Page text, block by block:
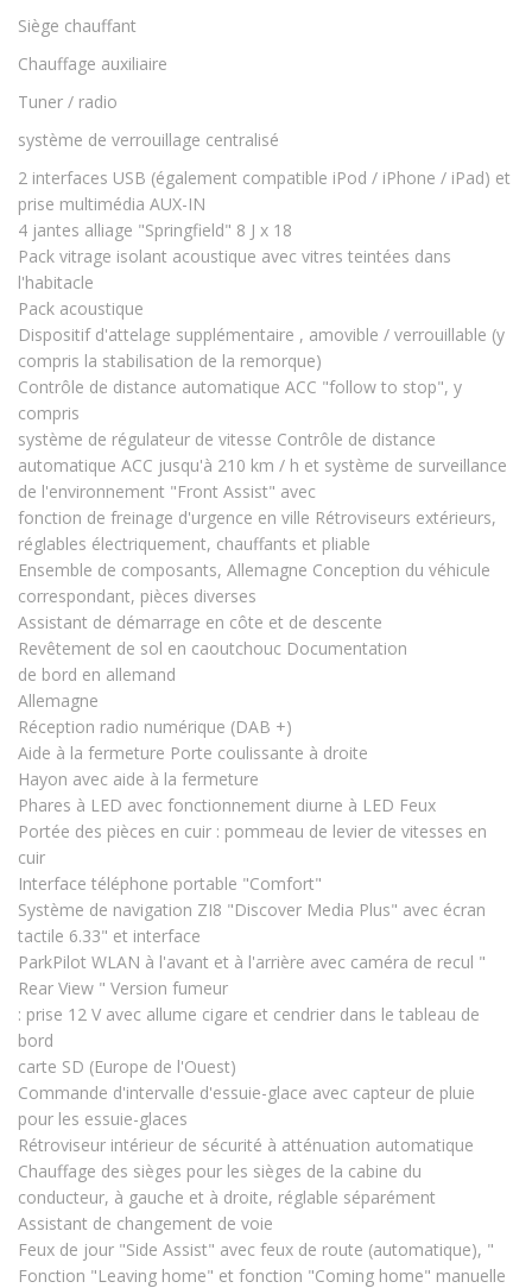
Siège chauffant
Chauffage auxiliaire
Tuner / radio
système de verrouillage centralisé
2 interfaces USB (également compatible iPod / iPhone / iPad) et
prise multimédia AUX-IN
4 jantes alliage "Springfield" 8 J x 18
Pack vitrage isolant acoustique avec vitres teintées dans
l'habitacle
Pack acoustique
Dispositif d'attelage supplémentaire , amovible / verrouillable (y
compris la stabilisation de la remorque)
Contrôle de distance automatique ACC "follow to stop", y
compris
système de régulateur de vitesse Contrôle de distance
automatique ACC jusqu'à 210 km / h et système de surveillance
de l'environnement "Front Assist" avec
fonction de freinage d'urgence en ville Rétroviseurs extérieurs,
réglables électriquement, chauffants et pliable
Ensemble de composants, Allemagne Conception du véhicule
correspondant, pièces diverses
Assistant de démarrage en côte et de descente
Revêtement de sol en caoutchouc Documentation
de bord en allemand
Allemagne
Réception radio numérique (DAB +)
Aide à la fermeture Porte coulissante à droite
Hayon avec aide à la fermeture
Phares à LED avec fonctionnement diurne à LED Feux
Portée des pièces en cuir : pommeau de levier de vitesses en
cuir
Interface téléphone portable "Comfort"
Système de navigation ZI8 "Discover Media Plus" avec écran
tactile 6.33" et interface
ParkPilot WLAN à l'avant et à l'arrière avec caméra de recul "
Rear View " Version fumeur
: prise 12 V avec allume cigare et cendrier dans le tableau de
bord
carte SD (Europe de l'Ouest)
Commande d'intervalle d'essuie-glace avec capteur de pluie
pour les essuie-glaces
Rétroviseur intérieur de sécurité à atténuation automatique
Chauffage des sièges pour les sièges de la cabine du
conducteur, à gauche et à droite, réglable séparément
Assistant de changement de voie
Feux de jour "Side Assist" avec feux de route (automatique), "
Fonction "Leaving home" et fonction "Coming home" manuelle